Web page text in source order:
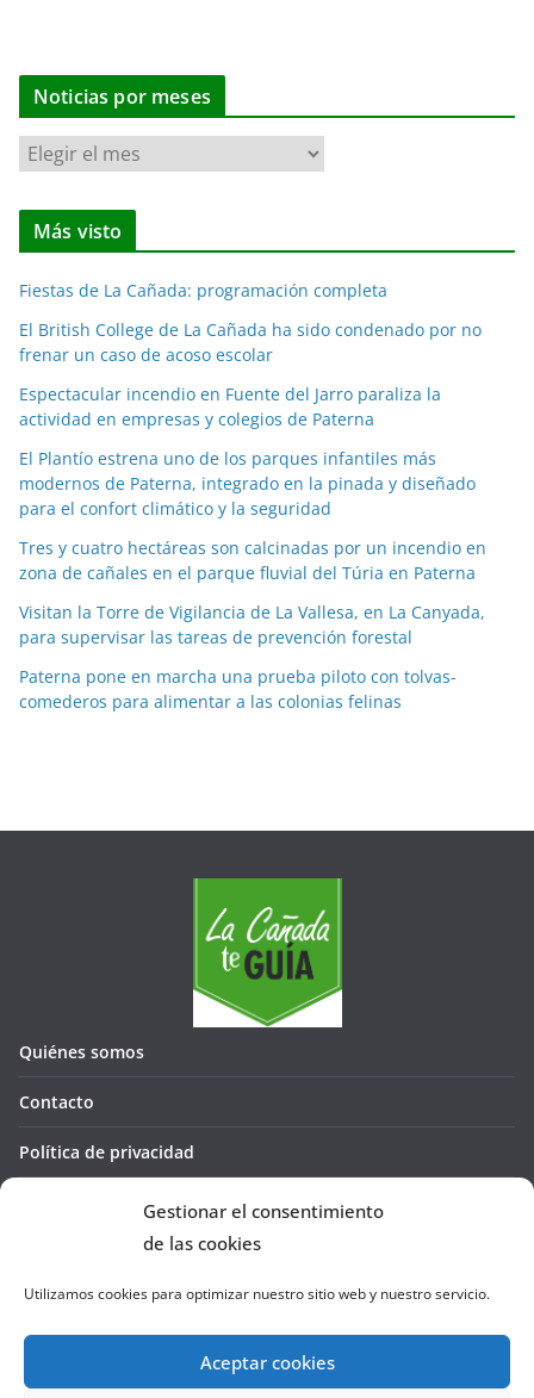
Gestionar el consentimiento
de las cookies
Utilizamos cookies para optimizar nuestro sitio web y nuestro servicio.
Aceptar cookies
Noticias por meses
N
o
t
i
a
s
p
o
m
e
e
Más visto
Fiestas de La Cañada: programación completa
El British College de La Cañada ha sido condenado por no
frenar un caso de acoso escolar
Espectacular incendio en Fuente del Jarro paraliza la
actividad en empresas y colegios de Paterna
El Plantío estrena uno de los parques infantiles más
modernos de Paterna, integrado en la pinada y diseñado
para el confort climático y la seguridad
Tres y cuatro hectáreas son calcinadas por un incendio en
zona de cañales en el parque fluvial del Túria en Paterna
Visitan la Torre de Vigilancia de La Vallesa, en La Canyada,
para supervisar las tareas de prevención forestal
Paterna pone en marcha una prueba piloto con tolvas-
comederos para alimentar a las colonias felinas
Quiénes somos
Contacto
Política de privacidad
Política de cookies (UE)